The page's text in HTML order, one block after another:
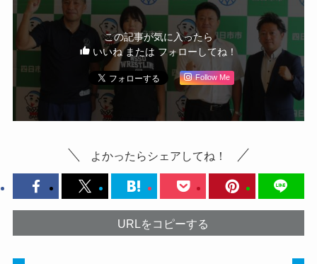
この記事が気に入ったら
いいね または フォローしてね！
Follow Me
よかったらシェアしてね！
URLをコピーする